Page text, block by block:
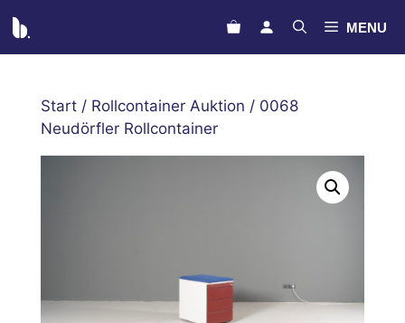
Inhalt
springen
MENU
Start / Rollcontainer Auktion / 0068
Neudörfler Rollcontainer